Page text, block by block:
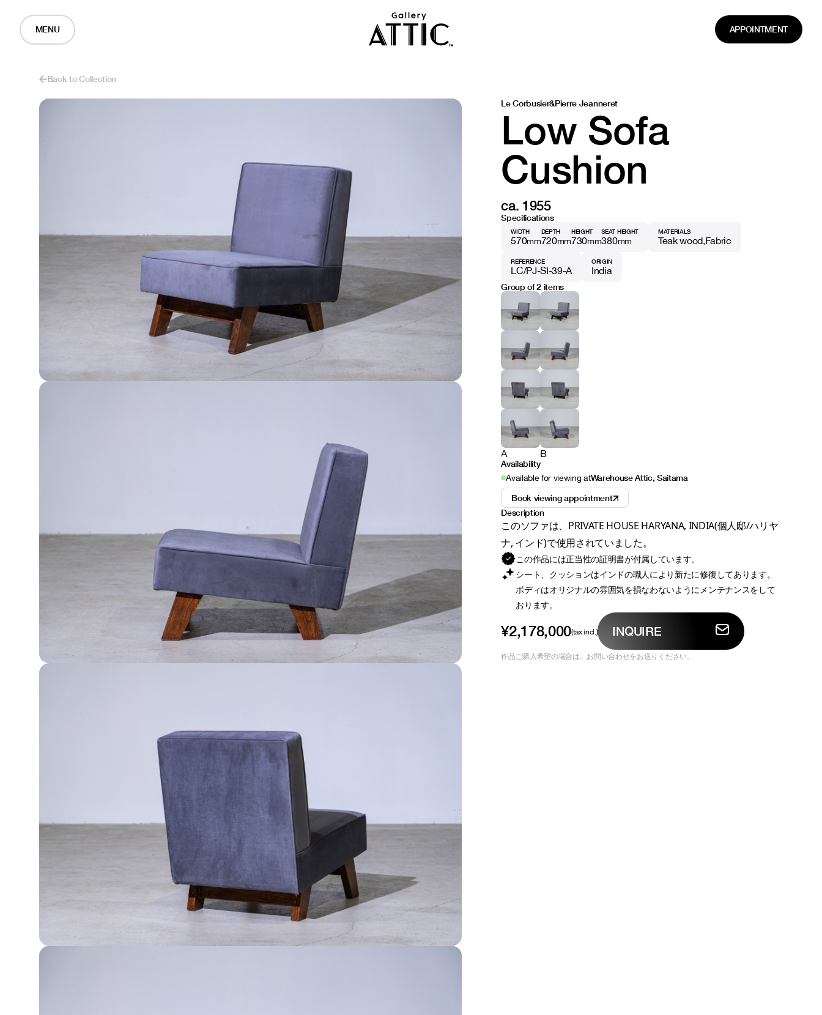
MENU APPOINTMENT
Back to Collection
Le Corbusier&Pierre Jeanneret
Low Sofa
Cushion
ca. 1955
Specifications
WIDTH
570mm
DEPTH
720mm
HEIGHT
730mm
SEAT HEIGHT
380mm
MATERIALS
Teak wood Fabric
REFERENCE
LC/PJ-SI-39-A
ORIGIN
India
Group of 2 items
A B
Availability
Available for viewing atWarehouse Attic, Saitama
Book viewing appointment
Description
このソファは、PRIVATE HOUSE HARYANA, INDIA(個人邸/ハリヤ
ナ, インド)で使用されていました。
この作品には正当性の証明書が付属しています。
シート、クッションはインドの職人により新たに修復してあります。
ボディはオリジナルの雰囲気を損なわないようにメンテナンスをして
おります。
¥2,178,000(tax incl.) INQUIRE
作品ご購入希望の場合は、お問い合わせをお送りください。